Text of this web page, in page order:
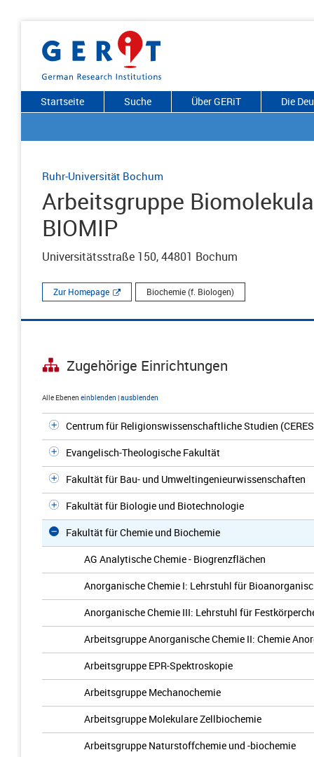
Startseite Suche Über GERiT Die
Ruhr-Universität Bochum
Arbeitsgruppe
BIOMIP
Universitätsstraße 150, 44801 Bochum
Zur Homepage Biochemie (f. Biologen)
Zugehörige Einrichtungen
Alle Ebenen einblenden |ausblenden
Centrum für Religionswissenschaftliche Studien
Evangelisch-Theologische Fakultät
Fakultät für Bau- und Umweltingenieurwissenschaften
Fakultät für Biologie und Biotechnologie
Fakultät für Chemie und Biochemie
AG Analytische Chemie - Biogrenzflächen
Anorganische Chemie I: Lehrstuhl für
Anorganische Chemie III: Lehrstuhl für
Arbeitsgruppe Anorganische Chemie II: Chemie
Arbeitsgruppe EPR-Spektroskopie
Arbeitsgruppe Mechanochemie
Arbeitsgruppe Molekulare Zellbiochemie
Arbeitsgruppe Naturstoffchemie und -biochemie